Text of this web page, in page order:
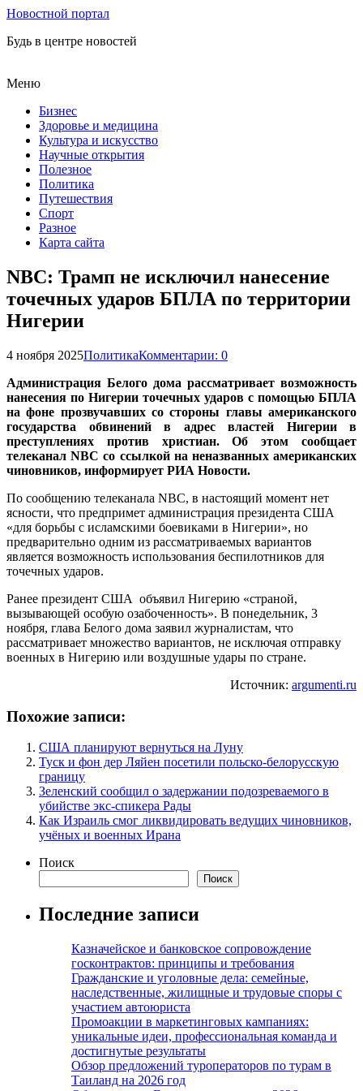
Новостной портал
Будь в центре новостей
Меню
Бизнес
Здоровье и медицина
Культура и искусство
Научные открытия
Полезное
Политика
Путешествия
Спорт
Разное
Карта сайта
NBC: Трамп не исключил нанесение
точечных ударов БПЛА по территории
Нигерии
4 ноября 2025ПолитикаКомментарии: 0
Администрация Белого дома рассматривает возможность
нанесения по Нигерии точечных ударов с помощью БПЛА
на фоне прозвучавших со стороны главы американского
государства обвинений в адрес властей Нигерии в
преступлениях против христиан. Об этом сообщает
телеканал NBC со ссылкой на неназванных американских
чиновников, информирует РИА Новости.
По сообщению телеканала NBC, в настоящий момент нет
ясности, что предпримет администрация президента США
«для борьбы с исламскими боевиками в Нигерии», но
предварительно одним из рассматриваемых вариантов
является возможность использования беспилотников для
точечных ударов.
Ранее президент США объявил Нигерию «страной,
вызывающей особую озабоченность». В понедельник, 3
ноября, глава Белого дома заявил журналистам, что
рассматривает множество вариантов, не исключая отправку
военных в Нигерию или воздушные удары по стране.
Источник: argumenti.ru
Похожие записи:
США планируют вернуться на Луну
Туск и фон дер Ляйен посетили польско-белорусскую
границу
Зеленский сообщил о задержании подозреваемого в
убийстве экс-спикера Рады
Как Израиль смог ликвидировать ведущих чиновников,
учёных и военных Ирана
Поиск
Поиск
Последние записи
Казначейское и банковское сопровождение
госконтрактов: принципы и требования
Гражданские и уголовные дела: семейные,
наследственные, жилищные и трудовые споры с
участием автоюриста
Промоакции в маркетинговых кампаниях:
уникальные идеи, профессиональная команда и
достигнутые результаты
Обзор предложений туроператоров по турам в
Таиланд на 2026 год